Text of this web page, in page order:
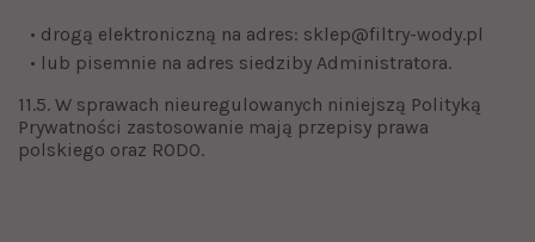
• drogą elektroniczną na adres: sklep@filtry-wody.pl
• lub pisemnie na adres siedziby Administratora.
11.5. W sprawach nieuregulowanych niniejszą Polityką
Prywatności zastosowanie mają przepisy prawa
polskiego oraz RODO.